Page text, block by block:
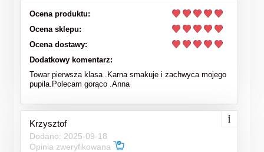
Ocena produktu:
Ocena sklepu:
Ocena dostawy:
Dodatkowy komentarz:
Towar pierwsza klasa .Karna smakuje i zachwyca mojego
pupila.Polecam gorąco .Anna
Krzysztof
Dodano: 2025-09-18
Opinia zweryfikowana